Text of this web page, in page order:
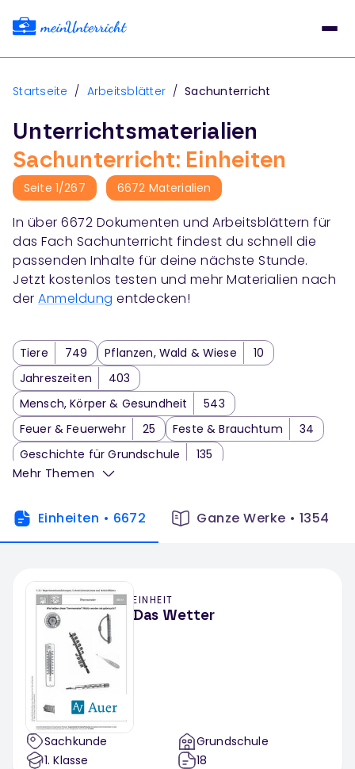
Startseite / Arbeitsblätter / Sachunterricht
Unterrichtsmaterialien
Sachunterricht: Einheiten
Seite 1/267 6672 Materialien
In über 6672 Dokumenten und Arbeitsblättern für
das Fach Sachunterricht findest du schnell die
passenden Inhalte für deine nächste Stunde.
Jetzt kostenlos testen und mehr Materialien nach
der Anmeldung entdecken!
Tiere 749 Pflanzen, Wald & Wiese
10
Jahreszeiten
403
Mensch, Körper & Gesundheit
543
Feuer & Feuerwehr
25 Feste & Brauchtum
34
Geschichte für Grundschule
135
Verkehrserziehung
Luft
Umwelt & Nachhaltigkeit
Mehr Themen
Einheiten • 6672 Ganze Werke • 1354
EINHEIT
Das Wetter
Sachkunde
1. Klasse
Grundschule
18